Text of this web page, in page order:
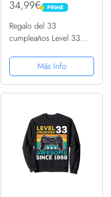
34,99€ PRIME
PRIME
Regalo del 33
cumpleaños Level 33
1988 Sudadera con
Capucha
Más Info